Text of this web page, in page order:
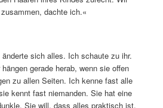
dachte ich.«
sich alles. Ich schaute zu ihr.
gerade herab, wenn sie offen
zu allen Seiten. Ich kenne fast alle
kennt fast niemanden. Sie hat eine
Sie will, dass alles praktisch ist,